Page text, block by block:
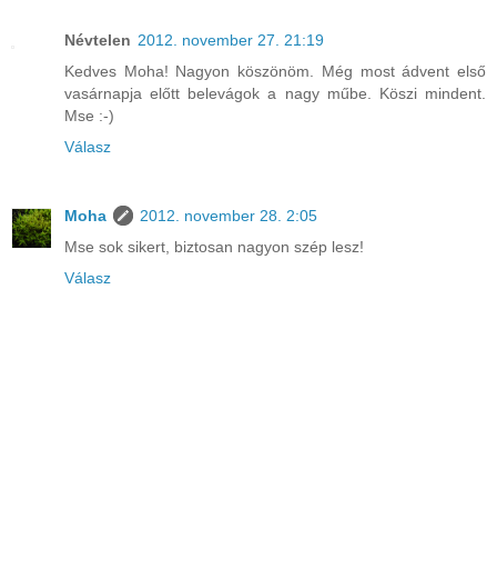
Névtelen 2012. november 27. 21:19
Kedves Moha! Nagyon köszönöm. Még most ádvent első
vasárnapja előtt belevágok a nagy műbe. Köszi mindent.
Mse :-)
Válasz
Moha
2012. november 28. 2:05
Mse sok sikert, biztosan nagyon szép lesz!
Válasz